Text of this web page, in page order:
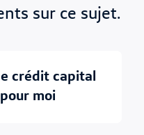
sur ce sujet.
moi